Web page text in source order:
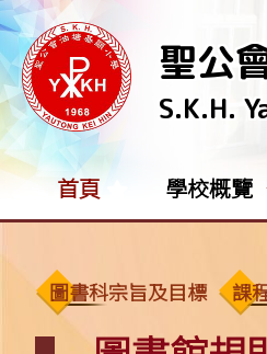
聖公
S.K.H.
首頁 學校概覽
圖書科宗旨及目標 課